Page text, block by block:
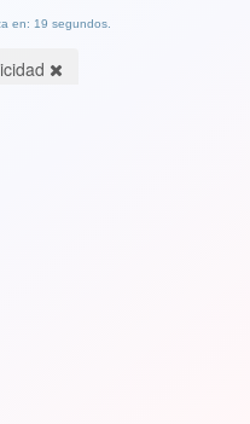
en: 19 segundos.